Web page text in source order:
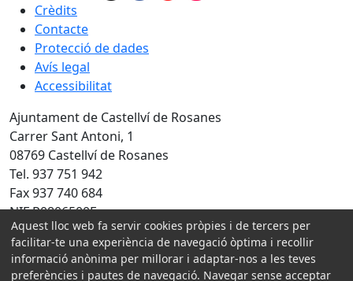
Crèdits
Contacte
Protecció de dades
Avís legal
Accessibilitat
Ajuntament de Castellví de Rosanes
Carrer Sant Antoni, 1
08769 Castellví de Rosanes
Tel. 937 751 942
Fax 937 740 684
NIF P0806500E
Amb la col·laboració de:
Aquest lloc web fa servir cookies pròpies i de tercers per
facilitar-te una experiència de navegació òptima i recollir
informació anònima per millorar i adaptar-nos a les teves
preferències i pautes de navegació. Navegar sense acceptar